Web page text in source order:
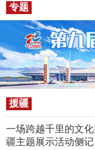
专题
援疆
一场跨越千里的文
疆主题展示活动侧记